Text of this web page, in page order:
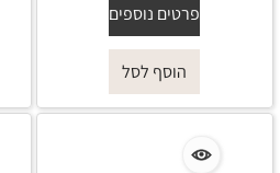
פרטים נוספים
הוסף לסל